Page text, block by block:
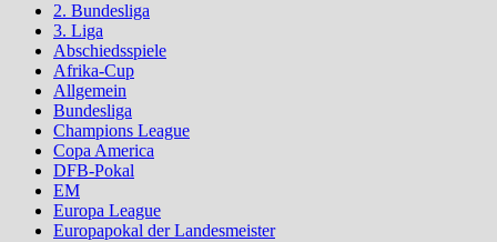
2. Bundesliga
3. Liga
Abschiedsspiele
Afrika-Cup
Allgemein
Bundesliga
Champions League
Copa America
DFB-Pokal
EM
Europa League
Europapokal der Landesmeister